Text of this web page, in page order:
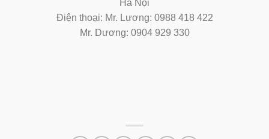
Hà Nội
Điện thoại: Mr. Lương: 0988 418 422
Mr. Dương: 0904 929 330